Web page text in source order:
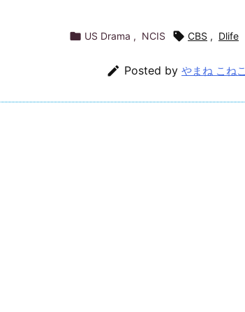
 US Drama , NCIS  CBS , Dlife
 Posted by やまね こねこ